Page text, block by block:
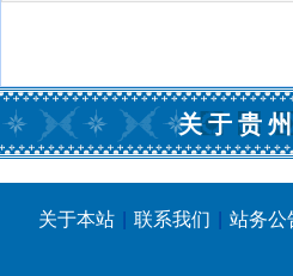
关于贵
关于本站 | 联系我们 | 站务公